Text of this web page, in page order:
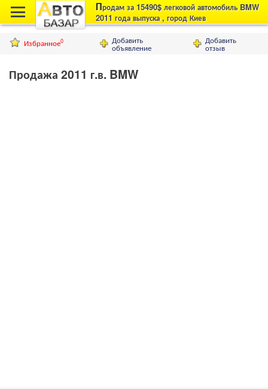
Продам за 15490$ легковой автомобиль BMW
2011 года выпуска , город Киев
Добавить
отзыв
Добавить
объявление
Избранное0
Продажа 2011 г.в. BMW